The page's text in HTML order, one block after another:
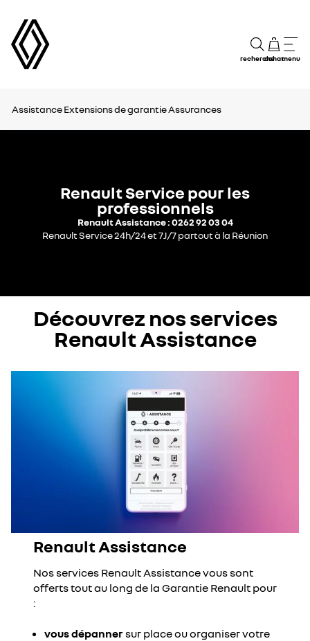
rechercheachatmenu
Assistance Extensions de garantie Assurances
Renault Service pour les
professionnels
Renault Assistance : 0262 92 03 04
Renault Service 24h/24 et 7J/7 partout à la Réunion
Découvrez nos services
Renault Assistance
Renault Assistance
Nos services Renault Assistance vous sont
offerts tout au long de la Garantie Renault pour
:
vous dépannersur place ou organiser votre